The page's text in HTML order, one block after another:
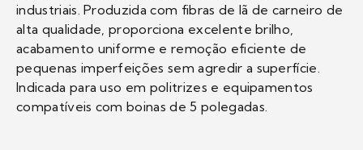
industriais. Produzida com fibras de lã de carneiro de
alta qualidade, proporciona excelente brilho,
acabamento uniforme e remoção eficiente de
pequenas imperfeições sem agredir a superfície.
Indicada para uso em politrizes e equipamentos
compatíveis com boinas de 5 polegadas.